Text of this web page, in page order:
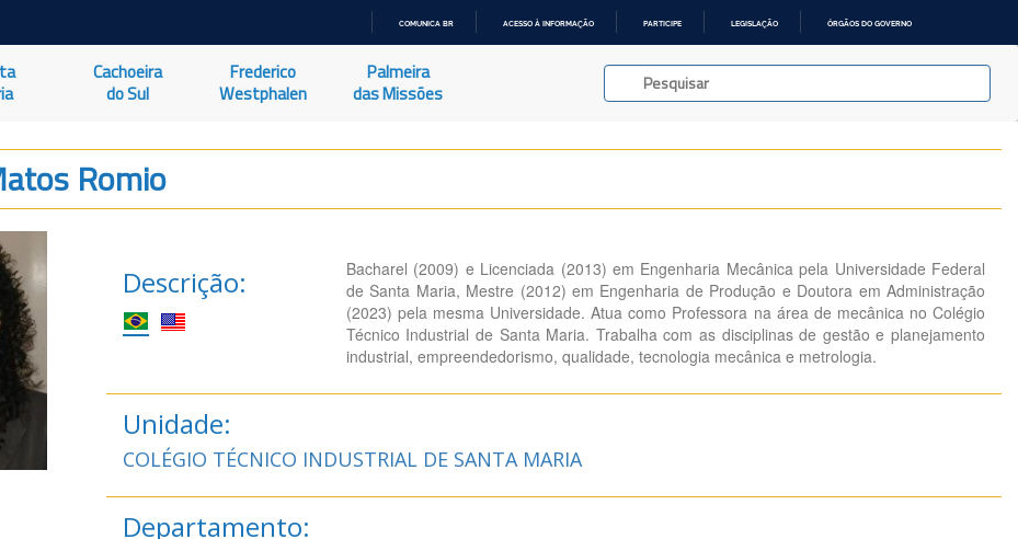
O
COMUNICA BR ACESSO À INFORMAÇÃO PARTICIPE LEGISLAÇÃO ÓRGÃOS DO GOVERNO
Cachoeira
do Sul
Frederico
Westphalen
Palmeira
das Missões
Romio
Descrição:
Bacharel (2009) e Licenciada (2013) em Engenharia Mecânica pela Universidade Federal
de Santa Maria, Mestre (2012) em Engenharia de Produção e Doutora em Administração
(2023) pela mesma Universidade. Atua como Professora na área de mecânica no Colégio
Técnico Industrial de Santa Maria. Trabalha com as disciplinas de gestão e planejamento
industrial, empreendedorismo, qualidade, tecnologia mecânica e metrologia.
Unidade:
COLÉGIO TÉCNICO INDUSTRIAL DE SANTA MARIA
Departamento: